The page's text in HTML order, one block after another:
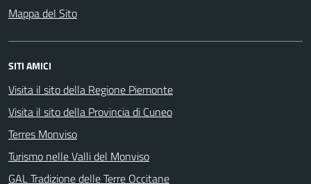
Mappa del Sito
SITI AMICI
Visita il sito della Regione Piemonte
Visita il sito della Provincia di Cuneo
Terres Monviso
Turismo nelle Valli del Monviso
GAL Tradizione delle Terre Occitane